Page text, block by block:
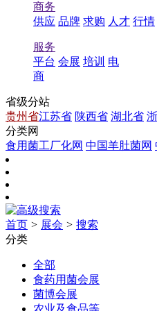
商务
供应 品牌 求购 人才 行情
服务
平台 会展 培训 电
商
省级分站
贵州省江苏省 陕西省 湖北省
分类网
食用菌工厂化网 中国羊肚菌网
首页 > 展会 > 搜索
分类
全部
食药用菌会展
菌博会展
农业及食品等